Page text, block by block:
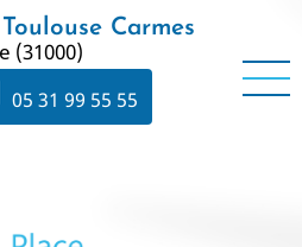
Carmes
(31000)
05 31 99 55 55